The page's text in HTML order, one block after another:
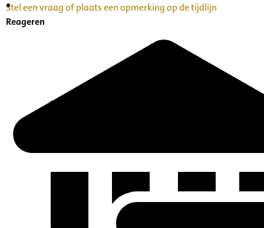
Inventaris Betekende partituren, geordend op
Stel een vraag of plaats een opmerking op de tijdlijn
Reageren